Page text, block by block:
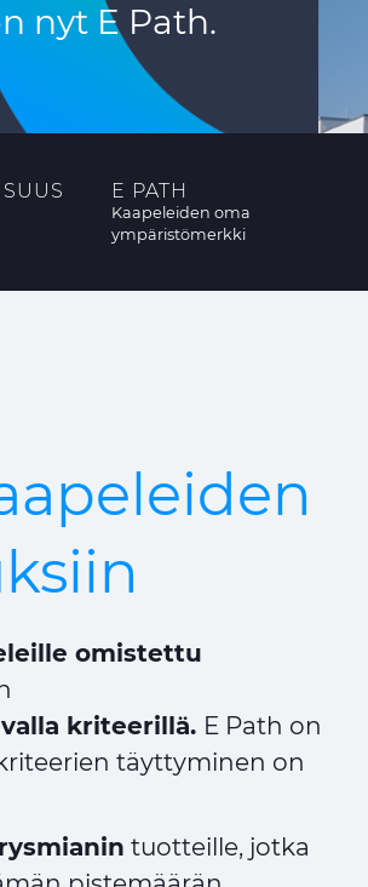
nyt E Path.
E PATH
Kaapeleiden oma
ympäristömerkki
omistettu
kriteerillä. E Path on
täyttyminen on
tuotteille, jotka